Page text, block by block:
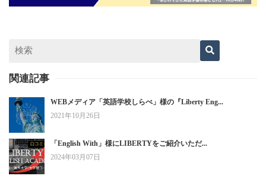
関連記事
WEBメディア「英語学校しらべ」様の『Liberty Eng...
2021年10月26日
「English With」様にLIBERTYをご紹介いただ...
2024年03月07日